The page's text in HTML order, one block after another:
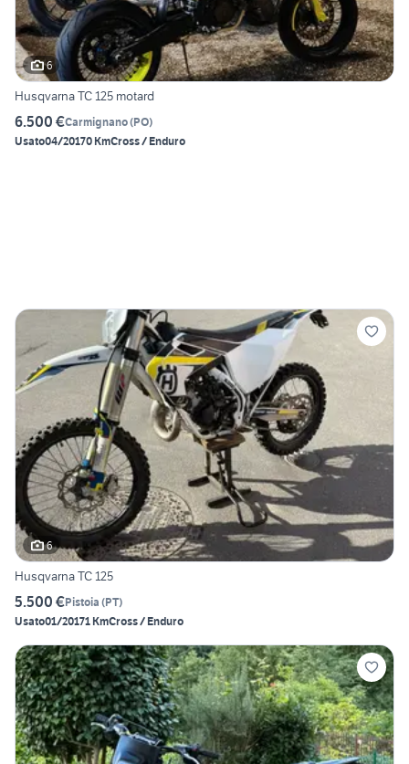
6
Husqvarna TC 125 motard
6.500 €Carmignano(PO)
Usato04/20170 KmCross / Enduro
6
Husqvarna TC 125
5.500 €Pistoia (PT)
Usato01/20171 KmCross / Enduro